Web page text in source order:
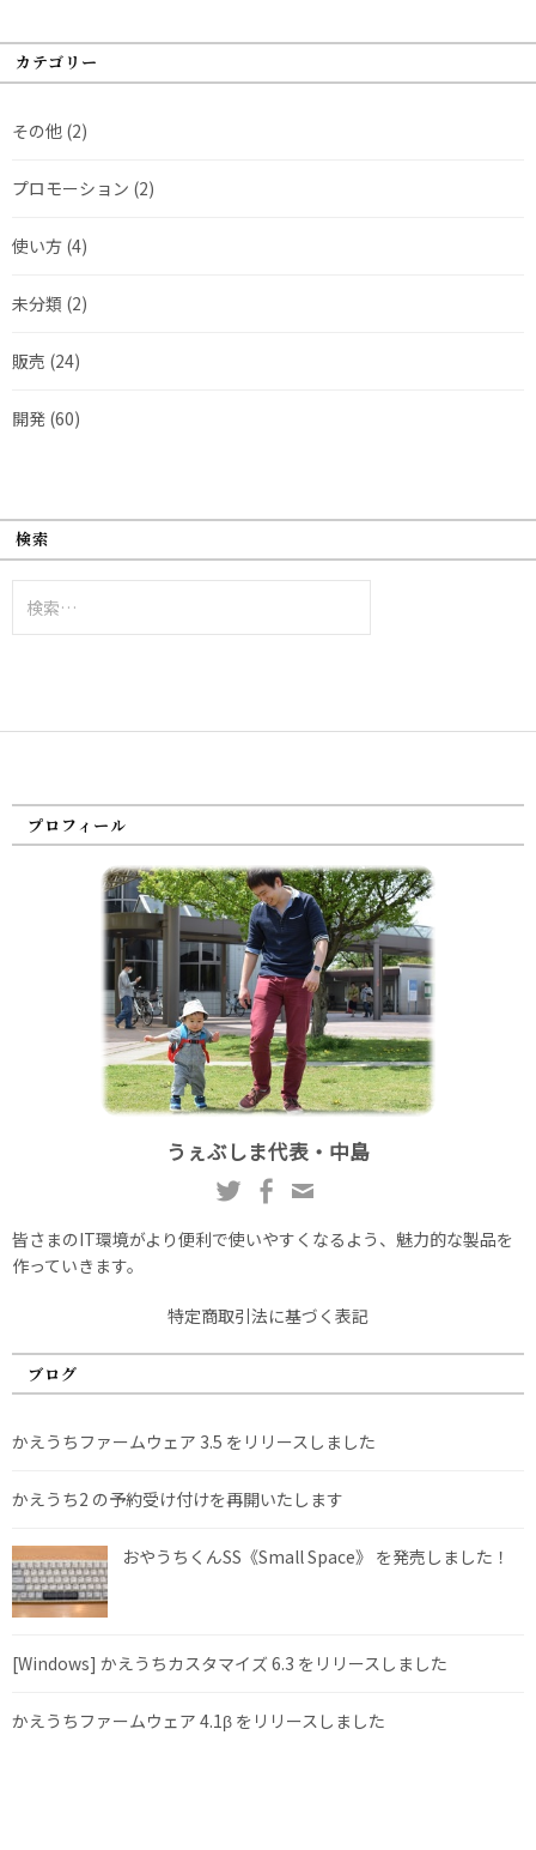
カテゴリー
その他 (2)
プロモーション (2)
使い方 (4)
未分類 (2)
販売 (24)
開発 (60)
検索
索:
プロフィール
うぇぶしま代表・中島
皆さまのIT環境がより便利で使いやすくなるよう、魅力的な製品を
作っていきます。
特定商取引法に基づく表記
ブログ
かえうちファームウェア 3.5 をリリースしました
かえうち2 の予約受け付けを再開いたします
おやうちくんSS《Small Space》 を発売しました！
[Windows] かえうちカスタマイズ 6.3 をリリースしました
かえうちファームウェア 4.1β をリリースしました